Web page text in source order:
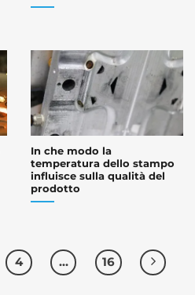
In che modo la
temperatura dello stampo
influisce sulla qualità del
prodotto
4 … 16